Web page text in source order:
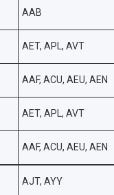
AAB
AET, APL, AVT
AAF, ACU, AEU, AEN
AET, APL, AVT
AAF, ACU, AEU, AEN
AJT, AYY